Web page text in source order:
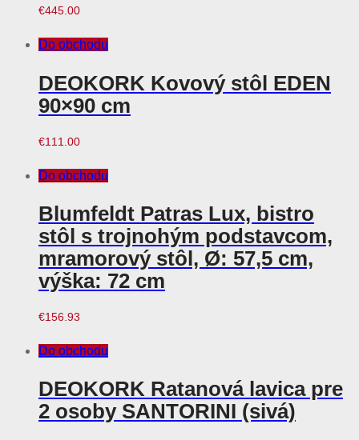
€445.00
Do obchodu
DEOKORK Kovový stôl EDEN
90×90 cm
€111.00
Do obchodu
Blumfeldt Patras Lux, bistro
stôl s trojnohým podstavcom,
mramorový stôl, Ø: 57,5 cm,
výška: 72 cm
€156.93
Do obchodu
DEOKORK Ratanová lavica pre
2 osoby SANTORINI (sivá)